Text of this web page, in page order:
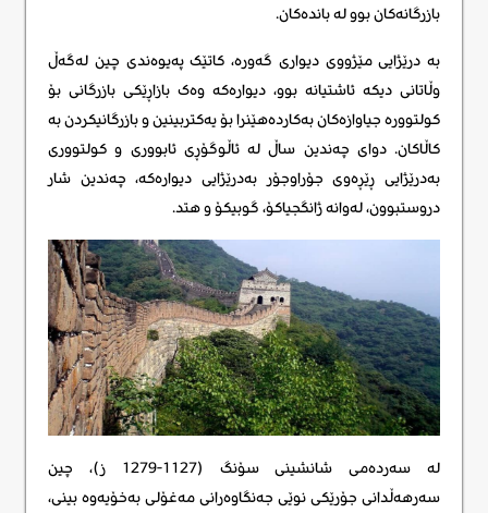
بازرگانەکان بوو لە باندەکان.
بە درێژایی مێژووی دیواری گەورە، کاتێک پەیوەندی چین لەگەڵ
وڵاتانی دیکە ئاشتیانە بوو، دیوارەکە وەک بازاڕێکی بازرگانی بۆ
کولتوورە جیاوازەکان بەکاردەهێنرا بۆ یەکتربینین و بازرگانیکردن بە
کاڵاکان. دوای چەندین ساڵ لە ئاڵوگۆڕی ئابووری و کولتووری
بەدرێژایی ڕێڕەوی جۆراوجۆر بەدرێژایی دیوارەکە، چەندین شار
دروستبوون، لەوانە ژانگجیاکۆ، گوبیکۆ و هتد.
لە سەردەمی شانشینی سۆنگ (1127-1279 ز)، چین
سەرهەڵدانی جۆرێکی نوێی جەنگاوەرانی مەغۆلی بەخۆیەوە بینی،